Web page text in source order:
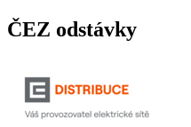
ČEZ odstávky